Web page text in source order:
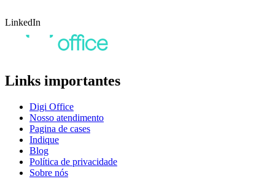
LinkedIn
Links importantes
Digi Office
Nosso atendimento
Pagina de cases
Indique
Blog
Política de privacidade
Sobre nós